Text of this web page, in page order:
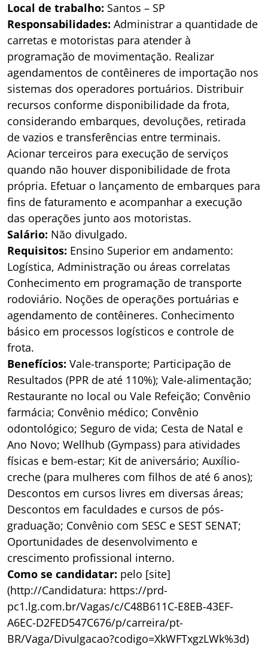
Local de trabalho: Santos – SP
Responsabilidades: Administrar a quantidade de
carretas e motoristas para atender à
programação de movimentação. Realizar
agendamentos de contêineres de importação nos
sistemas dos operadores portuários. Distribuir
recursos conforme disponibilidade da frota,
considerando embarques, devoluções, retirada
de vazios e transferências entre terminais.
Acionar terceiros para execução de serviços
quando não houver disponibilidade de frota
própria. Efetuar o lançamento de embarques para
fins de faturamento e acompanhar a execução
das operações junto aos motoristas.
Salário: Não divulgado.
Requisitos: Ensino Superior em andamento:
Logística, Administração ou áreas correlatas
Conhecimento em programação de transporte
rodoviário. Noções de operações portuárias e
agendamento de contêineres. Conhecimento
básico em processos logísticos e controle de
frota.
Benefícios: Vale-transporte; Participação de
Resultados (PPR de até 110%); Vale-alimentação;
Restaurante no local ou Vale Refeição; Convênio
farmácia; Convênio médico; Convênio
odontológico; Seguro de vida; Cesta de Natal e
Ano Novo; Wellhub (Gympass) para atividades
físicas e bem-estar; Kit de aniversário; Auxílio-
creche (para mulheres com filhos de até 6 anos);
Descontos em cursos livres em diversas áreas;
Descontos em faculdades e cursos de pós-
graduação; Convênio com SESC e SEST SENAT;
Oportunidades de desenvolvimento e
crescimento profissional interno.
Como se candidatar: pelo [site]
(http://Candidatura: https://prd-
pc1.lg.com.br/Vagas/c/C48B611C-E8EB-43EF-
A6EC-D2FED547C676/p/carreira/pt-
BR/Vaga/Divulgacao?codigo=XkWFTxgzLWk%3d)